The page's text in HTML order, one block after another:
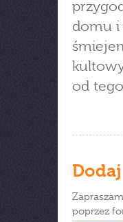
domu i
od
poprzez